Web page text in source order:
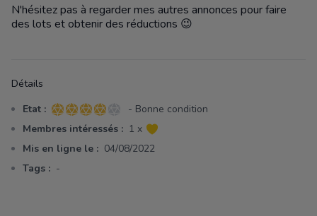
N'hésitez pas à regarder mes autres annonces pour faire
des lots et obtenir des réductions 😉
Détails
Etat : 4 sur 5 étoiles
- Bonne condition
Membres intéressés : 1 x
Mis en ligne le : 04/08/2022
Tags : -